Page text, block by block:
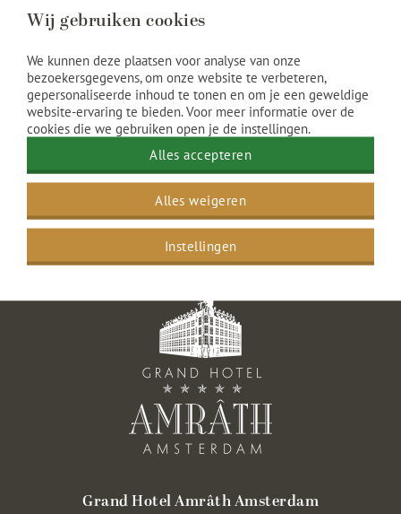
Historische rondleiding
Fotoshoot locatie
Historie
Parkeren
Grand Hotel Amrâth Amsterdam > Sitemap
Grand Hotel Amrâth Amsterdam
Wij gebruiken cookies
We kunnen deze plaatsen voor analyse van onze
bezoekersgegevens, om onze website te verbeteren,
gepersonaliseerde inhoud te tonen en om je een geweldige
website-ervaring te bieden. Voor meer informatie over de
cookies die we gebruiken open je de instellingen.
Alles accepteren
Alles weigeren
Instellingen